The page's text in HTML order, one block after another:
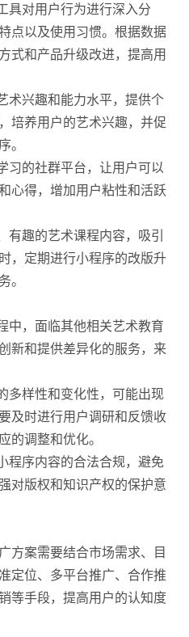
具对用户行为进行深入分
点以及使用习惯。根据数据
式和产品升级改进，提高用
术兴趣和能力水平，提供个
培养用户的艺术兴趣，并促
。
习的社群平台，让用户可以
心得，增加用户粘性和活跃
有趣的艺术课程内容，吸引
，定期进行小程序的改版升
。
中，面临其他相关艺术教育
新和提供差异化的服务，来
多样性和变化性，可能出现
及时进行用户调研和反馈收
的调整和优化。
程序内容的合法合规，避免
对版权和知识产权的保护意
方案需要结合市场需求、目
定位、多平台推广、合作推
等手段，提高用户的认知度